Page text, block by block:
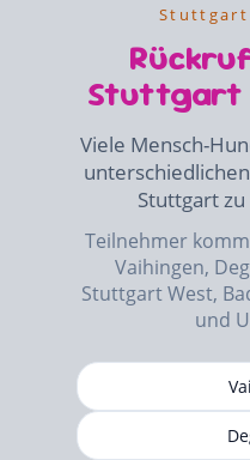
Stuttgart
Stuttgart
Viele Mensch-
Stuttgart zu
Teilnehmer
Vaihingen,
Stuttgart West,
und